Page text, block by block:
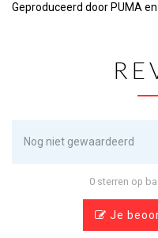
Geproduceerd door PUMA
Nog niet gewaardeerd
0 sterren op
Je